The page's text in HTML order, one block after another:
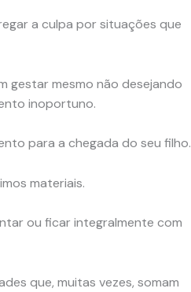
a culpa por situações que
gestar mesmo não desejando
inoportuno.
para a chegada do seu filho.
materiais.
ou ficar integralmente com
que, muitas vezes, somam